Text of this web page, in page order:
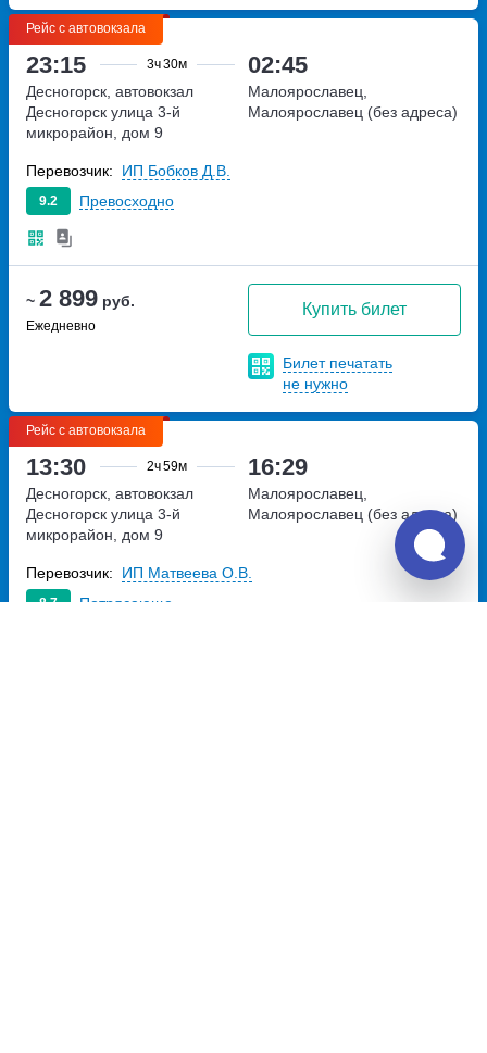
Рейс с автовокзала
23:15 3ч30м 02:45
~ 2 899 руб.
Ежедневно
Купить билет
Билет печатать
не нужно
Десногорск, автовокзал
Десногорск улица 3-й
микрорайон, дом 9
Малоярославец,
Малоярославец (без адреса)
9.2 Превосходно
Перевозчик: ИП Бобков Д.В.
Рейс с автовокзала
13:30 2ч59м 16:29
Десногорск, автовокзал
Десногорск улица 3-й
микрорайон, дом 9
Малоярославец,
Малоярославец (без адреса)
8.7 Потрясающе
Перевозчик: ИП Матвеева О.В.